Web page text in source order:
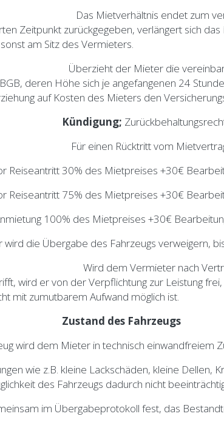
endet zum vereinbarten
Zeitpunkt zurückgegeben, verlängert sich
am Sitz des Vermieters.
der Mieter die vereinbarte
deren Höhe sich je angefangenen 24
auf Kosten des Mieters den
Kündigung;
Rücktritt vom Mietvertrag gelten für
Reiseantritt 30% des Mietpreises +30€
Reiseantritt 75% des Mietpreises +30€
100% des Mietpreises +30€
wird die Übergabe des Fahrzeugs verweigern,
Vermieter nach Vertragsschluss die
wird er von der Verpflichtung zur Leistung
mit zumutbarem Aufwand möglich ist.
Zustand des Fahrzeugs
wird dem Mieter in technisch einwandfreiem
wie z.B. kleine Lackschäden, kleine
des Fahrzeugs dadurch nicht
im Übergabeprotokoll fest, das